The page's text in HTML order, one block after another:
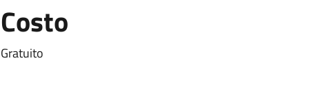
Costo
Gratuito